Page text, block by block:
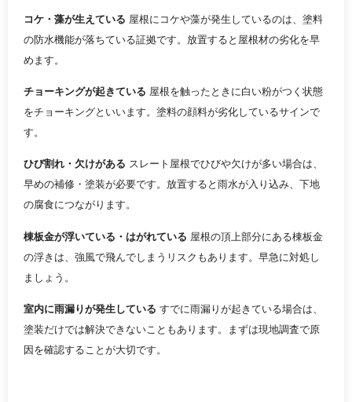
コケ・藻が生えている 屋根にコケや藻が発生しているのは、塗料
の防水機能が落ちている証拠です。放置すると屋根材の劣化を早
めます。
チョーキングが起きている 屋根を触ったときに白い粉がつく状態
をチョーキングといいます。塗料の顔料が劣化しているサインで
す。
ひび割れ・欠けがある スレート屋根でひびや欠けが多い場合は、
早めの補修・塗装が必要です。放置すると雨水が入り込み、下地
の腐食につながります。
棟板金が浮いている・はがれている 屋根の頂上部分にある棟板金
の浮きは、強風で飛んでしまうリスクもあります。早急に対処し
ましょう。
室内に雨漏りが発生している すでに雨漏りが起きている場合は、
塗装だけでは解決できないこともあります。まずは現地調査で原
因を確認することが大切です。